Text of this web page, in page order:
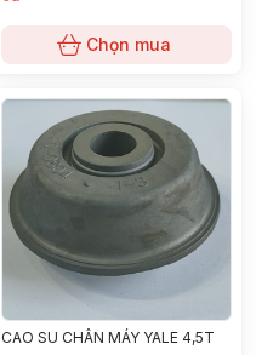
Chọn mua
CAO SU CHÂN MÁY YALE 4,5T